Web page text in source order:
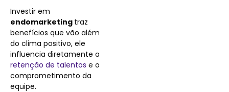
Investir em
endomarketing traz
benefícios que vão além
do clima positivo, ele
influencia diretamente a
retenção de talentos e o
comprometimento da
equipe.